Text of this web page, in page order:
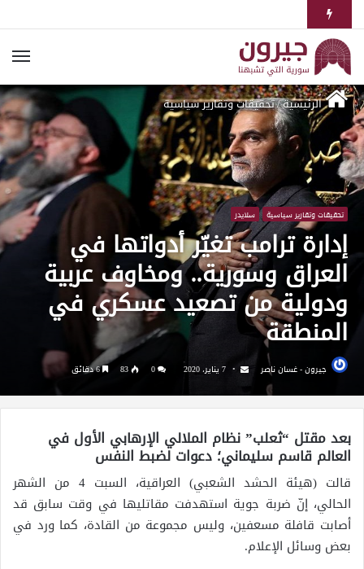
الرئيسية/تحقيقات وتقارير سياسية
تحقيقات وتقارير سياسية سلايدر
إدارة ترامب تغيّر أدواتها في
العراق وسورية.. ومخاوف عربية
ودولية من تصعيد عسكري في
المنطقة
جيرون - غسان ناصر 7 يناير، 2020 83 6 دقائق
بعد مقتل “ثعلب” نظام الملالي الإرهابي الأول في
العالم قاسم سليماني؛ دعوات لضبط النفس
قالت (هيئة الحشد الشعبي) العراقية، السبت 4 من الشهر
الحالي، إنّ ضربة جوية استهدفت مقاتليها في وقت سابق قد
أصابت قافلة مسعفين، وليس مجموعة من القادة، كما ورد في
بعض وسائل الإعلام.